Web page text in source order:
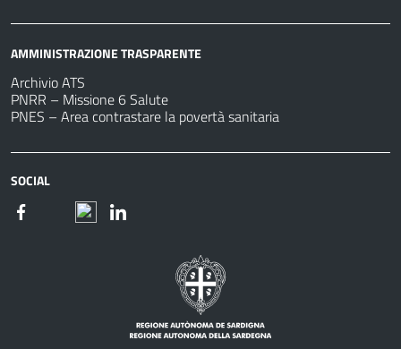
AMMINISTRAZIONE TRASPARENTE
Archivio ATS
PNRR – Missione 6 Salute
PNES – Area contrastare la povertà sanitaria
SOCIAL